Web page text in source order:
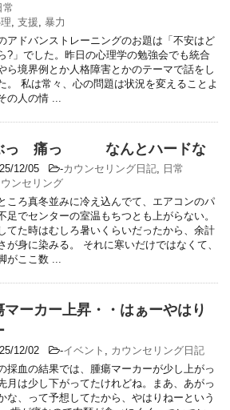
常
, 支援, 暴力
アドバンストレーニングのお題は「不安はど
?」でした。昨日の心理学の勉強会でも統合
ら境界例とか人格障害とかのテーマで話をし
。 私は常々、心の問題は状況を変えることよ
の人の情 ...
っ 痛っ なんとハードな
12/05 -カウンセリング日記, 日常
ウンセリング
ころ真冬並みに冷え込んでて、エアコンのパ
足でセンターの室温もちつとも上がらない。
てた時はむしろ暑いくらいだったから、余計
が身に染みる。 それに寒いだけではなくて、
がここ数 ...
マーカー上昇・・はぁーやはり
12/02 -イベント , カウンセリング日記
採血の結果では、腫瘍マーカーが少し上がっ
月は少し下がってたけれどね。まあ、あがっ
な、って予想してたから、やはりねーという